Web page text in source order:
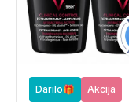
Darilo🎁 Akcija